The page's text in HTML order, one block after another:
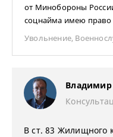
от Минобороны
соцнайма имею право
Увольнение,
В ст. 83 Жилищного